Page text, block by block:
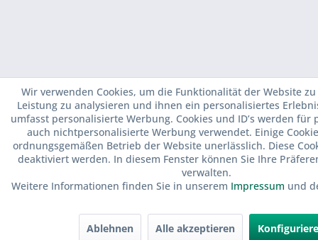
Wir verwenden Cookies, um die Funktionalität der Website
Leistung zu analysieren und ihnen ein personalisiertes
umfasst personalisierte Werbung. Cookies und ID’s werden für
auch nichtpersonalisierte Werbung verwendet. Einige
ordnungsgemäßen Betrieb der Website unerlässlich. Diese
deaktiviert werden. In diesem Fenster können Sie Ihre
verwalten.
Weitere Informationen finden Sie in unserem Impressum und
Ablehnen Alle akzeptieren